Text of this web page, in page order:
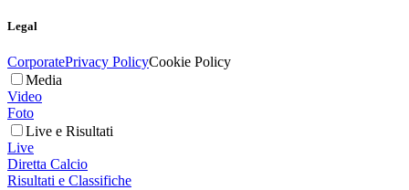
Legal
CorporatePrivacy PolicyCookie Policy
Media
Video
Foto
Live e Risultati
Live
Diretta Calcio
Risultati e Classifiche